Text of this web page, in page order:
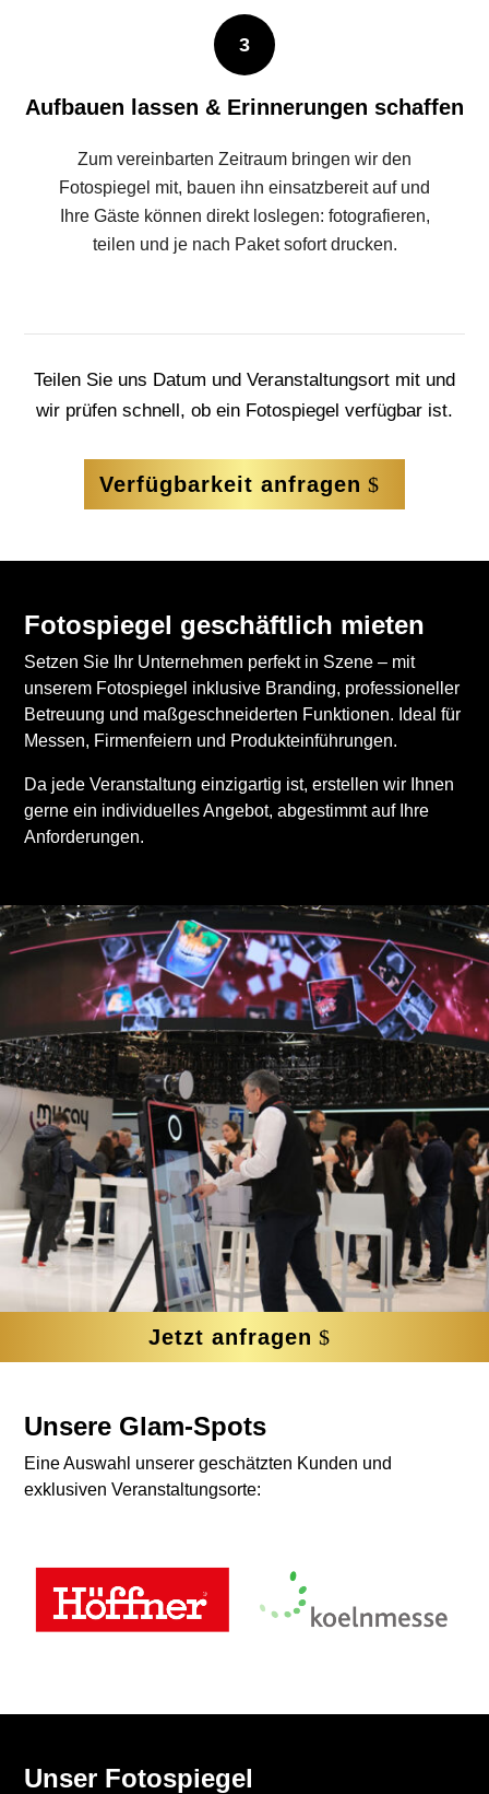
3
Aufbauen lassen & Erinnerungen schaffen
Zum vereinbarten Zeitraum bringen wir den
Fotospiegel mit, bauen ihn einsatzbereit auf und
Ihre Gäste können direkt loslegen: fotografieren,
teilen und je nach Paket sofort drucken.
Teilen Sie uns Datum und Veranstaltungsort mit und
wir prüfen schnell, ob ein Fotospiegel verfügbar ist.
Verfügbarkeit anfragen
Fotospiegel geschäftlich mieten
Setzen Sie Ihr Unternehmen perfekt in Szene – mit
unserem Fotospiegel inklusive Branding, professioneller
Betreuung und maßgeschneiderten Funktionen. Ideal für
Messen, Firmenfeiern und Produkteinführungen.
Da jede Veranstaltung einzigartig ist, erstellen wir Ihnen
gerne ein individuelles Angebot, abgestimmt auf Ihre
Anforderungen.
Jetzt anfragen
Unsere Glam-Spots
Eine Auswahl unserer geschätzten Kunden und
exklusiven Veranstaltungsorte:
Unser Fotospiegel